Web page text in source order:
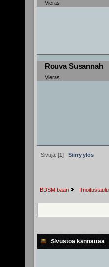
Vieras
Rouva Susannah
Vieras
Sivuja: [1 ] Siirry ylös
BDSM-baari Ilmoitustaulu
Sivustoa kannattaa